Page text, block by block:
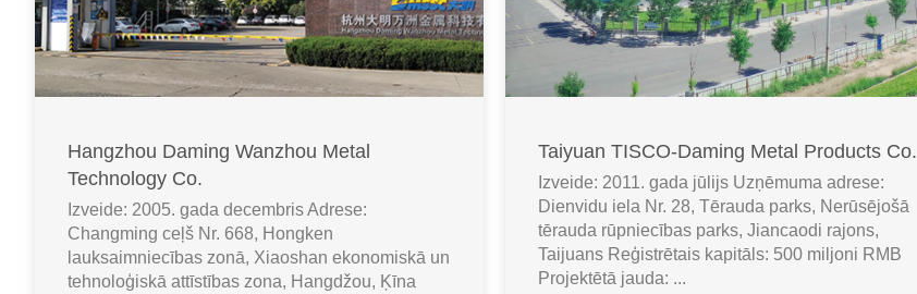
Hangzhou Daming Wanzhou Metal
Technology Co.
Izveide: 2005. gada decembris Adrese:
Changming ceļš Nr. 668, Hongken
lauksaimniecības zonā, Xiaoshan ekonomiskā un
tehnoloģiskā attīstības zona, Hangdžou, Ķīna
Taiyuan TISCO-Daming Metal Products Co.
Izveide: 2011. gada jūlijs Uzņēmuma adrese:
Dienvidu iela Nr. 28, Tērauda parks, Nerūsējošā
tērauda rūpniecības parks, Jiancaodi rajons,
Taijuans Reģistrētais kapitāls: 500 miljoni RMB
Projektētā jauda: ...